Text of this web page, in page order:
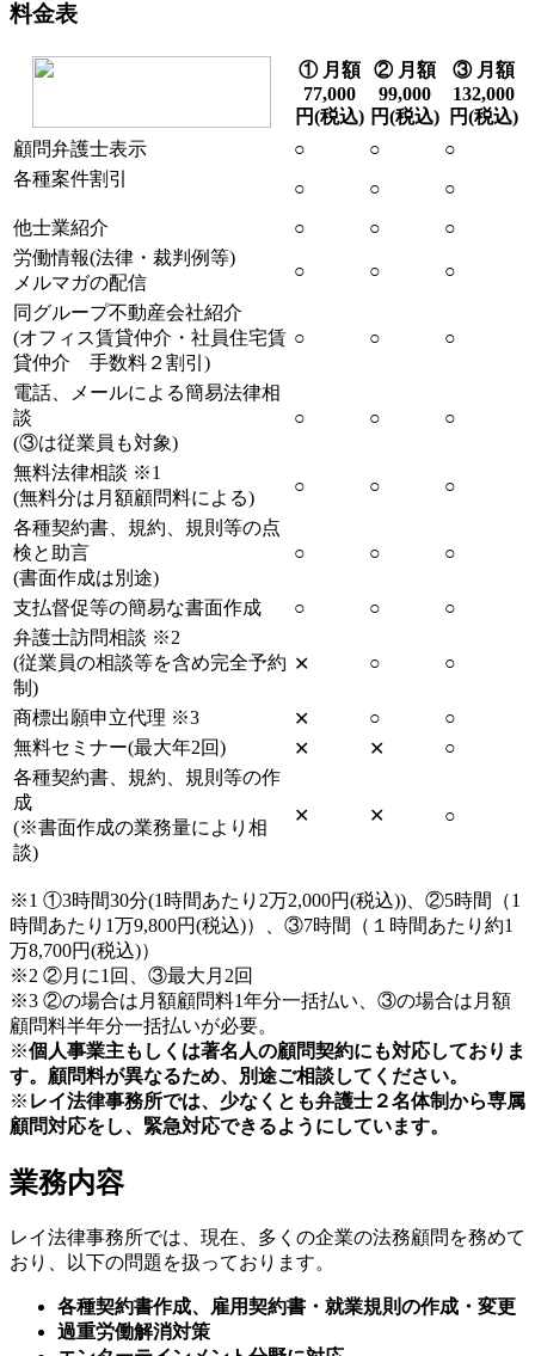
料金表
① 月額
77,000
円(税込)
② 月額
99,000
円(税込)
③ 月額
132,000
円(税込)
顧問弁護士表示
○ ○
○
各種案件割引
○ ○
○
他士業紹介
○ ○
○
労働情報(法律・裁判例等)
メルマガの配信
○ ○ ○
同グループ不動産会社紹介
(オフィス賃貸仲介・社員住宅賃
貸仲介 手数料２割引)
○ ○ ○
電話、メールによる簡易法律相
談
(③は従業員も対象)
○ ○ ○
無料法律相談 ※1
(無料分は月額顧問料による)
○ ○ ○
各種契約書、規約、規則等の点
検と助言
(書面作成は別途)
○ ○ ○
支払督促等の簡易な書面作成 ○ ○
○
弁護士訪問相談 ※2
(従業員の相談等を含め完全予約
制)
✕ ○ ○
商標出願申立代理 ※3 ✕ ○
○
無料セミナー(最大年2回)
✕ ✕
○
各種契約書、規約、規則等の作
成
(※書面作成の業務量により相
談)
✕ ✕ ○
※1 ①3時間30分(1時間あたり2万2,000円(税込))、②5時間（1
時間あたり1万9,800円(税込)）、③7時間（１時間あたり約1
万8,700円(税込)）
※2 ②月に1回、③最大月2回
※3 ②の場合は月額顧問料1年分一括払い、③の場合は月額
顧問料半年分一括払いが必要。
※個人事業主もしくは著名人の顧問契約にも対応しておりま
す。顧問料が異なるため、別途ご相談してください。
※ レイ法律事務所では、少なくとも弁護士２名体制から専属
顧問対応をし、緊急対応できるようにしています。
業務内容
レイ法律事務所では、現在、多くの企業の法務顧問を務めて
おり、以下の問題を扱っております。
各種契約書作成、雇用契約書・就業規則の作成・変更
過重労働解消対策